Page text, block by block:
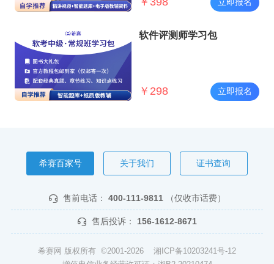
立即报名
软件评测师学习包
￥ 298 立即报名
希赛百家号 关于我们 证书查询
售前电话： 400-111-9811 （仅收市话费）
售后投诉： 156-1612-8671
希赛网 版权所有 ©2001-2026 湘ICP备10203241号-12